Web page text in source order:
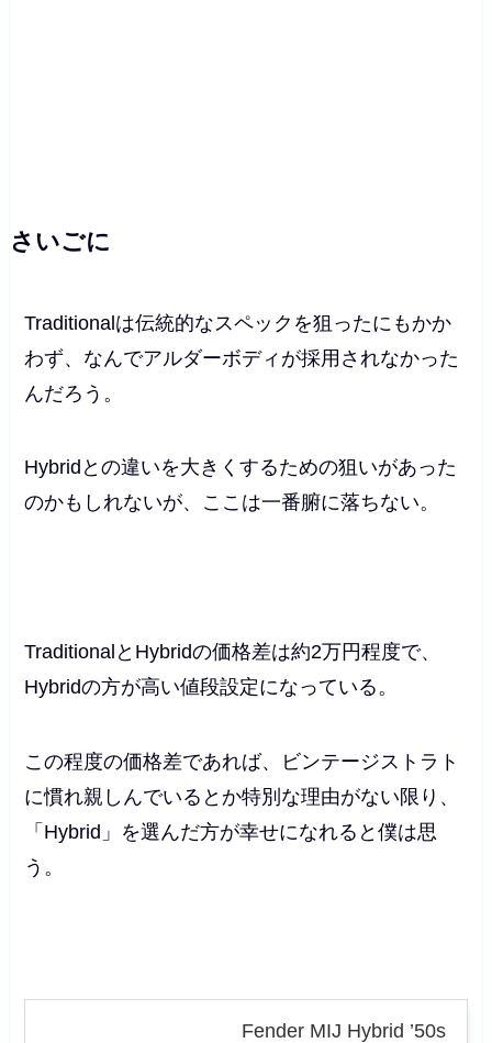
さいごに
Traditionalは伝統的なスペックを狙ったにもかか
わず、なんでアルダーボディが採用されなかった
んだろう。
Hybridとの違いを大きくするための狙いがあった
のかもしれないが、ここは一番腑に落ちない。
TraditionalとHybridの価格差は約2万円程度で、
Hybridの方が高い値段設定になっている。
この程度の価格差であれば、ビンテージストラト
に慣れ親しんでいるとか特別な理由がない限り、
「Hybrid」を選んだ方が幸せになれる と僕は思
う。
Fender MIJ Hybrid ’50s